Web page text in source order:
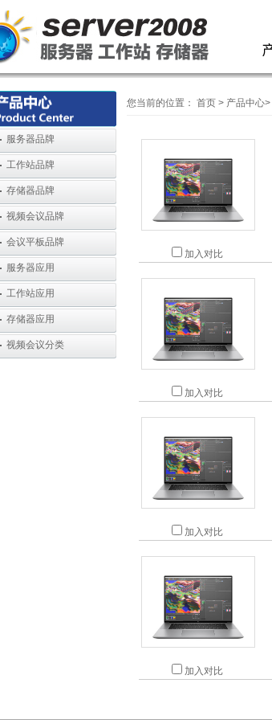
服务器品牌
工作站品牌
存储器品牌
视频会议品牌
会议平板品牌
服务器应用
工作站应用
存储器应用
视频会议分类
您当前的位置： 首页 > 产品中心>
加入对比
加入对比
加入对比
加入对比